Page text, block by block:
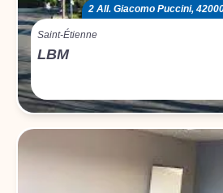
2 All. Giacomo Puccini,
Saint-Étienne
LBM